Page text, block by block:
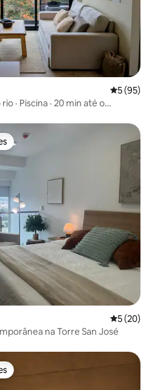
5 de uma
5 (95)
· Piscina · 20 min até o
dos hóspedes
5 de uma
5 (20)
na Torre San José
dos hóspedes